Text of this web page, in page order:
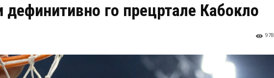
дефинитивно го прецртале Кабокло
978